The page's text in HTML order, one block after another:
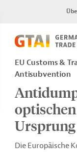
EU Customs &
Antisubvention
Die Europäische